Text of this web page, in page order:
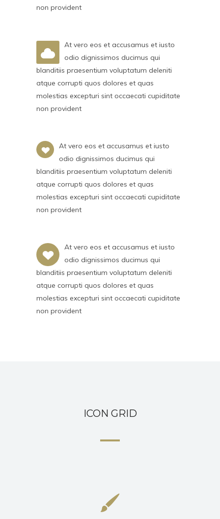
non provident
At vero eos et accusamus et iusto
odio dignissimos ducimus qui
blanditiis praesentium voluptatum deleniti
atque corrupti quos dolores et quas
molestias excepturi sint occaecati cupiditate
non provident
At vero eos et accusamus et iusto
odio dignissimos ducimus qui
blanditiis praesentium voluptatum deleniti
atque corrupti quos dolores et quas
molestias excepturi sint occaecati cupiditate
non provident
At vero eos et accusamus et iusto
odio dignissimos ducimus qui
blanditiis praesentium voluptatum deleniti
atque corrupti quos dolores et quas
molestias excepturi sint occaecati cupiditate
non provident
ICON GRID